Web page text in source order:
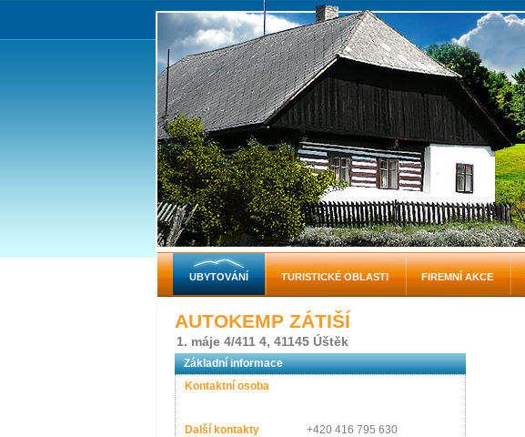
AUTOKEMP ZÁTIŠÍ
1. máje 4/411 4, 41145 Úštěk
Základní informace
Kontaktní osoba
Další kontakty
+420 416 795 630
UBYTOVÁNÍ TURISTICKÉ OBLASTI FIREMNÍ AKCE